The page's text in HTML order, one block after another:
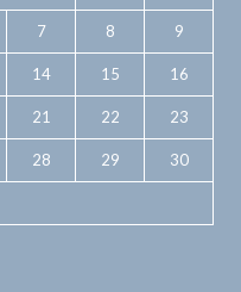
7 8 9
14 15 16
21 22 23
28 29 30